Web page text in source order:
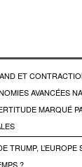
ET
AVANCÉES
MARQUÉ
TRUMP, L’EUROPE
?